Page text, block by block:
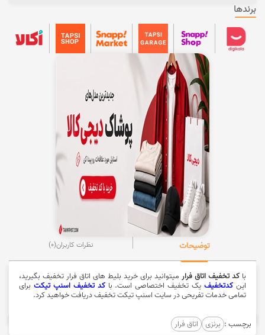
برندها
توضیحات نظرات کاربران(0)
با کد تخفیف اتاق فرار میتوانید برای خرید بلیط های اتاق فرار تخفیف بگیرید،
اینکدتخفیفیک تخفیف اختصاصی است. باکد تخفیف اسنپ تیکت برای
تمامی خدمات تفریحی در سایت اسنپ تیکت تخفیف دریافت خواهید کرد.
برچسب : برنزی اتاق فرار